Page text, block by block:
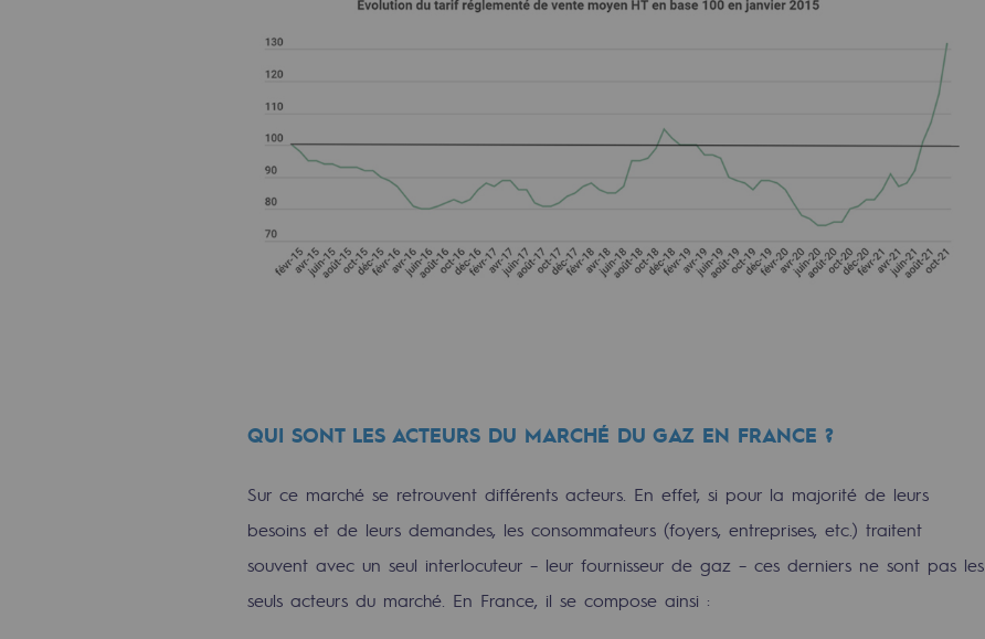
Espace pédagogique
Objectif Hydrogène
CCUS Objectif Zéro CO2
Objectif Biométhane
Responsabilité environnementale
Responsabilité environnementale
BE POSITIF, le programme de responsabilité environnementale
QUI SONT LES ACTEURS DU MARCHÉ DU GAZ EN FRANCE ?
Sur ce marché se retrouvent différents acteurs. En effet, si pour la majorité de leurs
besoins et de leurs demandes, les consommateurs (foyers, entreprises, etc.) traitent
souvent avec un seul interlocuteur – leur fournisseur de gaz – ces derniers ne sont pas les
seuls acteurs du marché. En France, il se compose ainsi :